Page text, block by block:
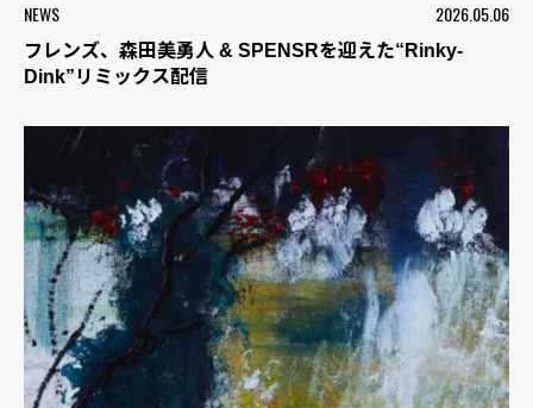
NEWS 2026.05.06
フレンズ、森田美勇人 & SPENSRを迎えた“Rinky-
Dink”リミックス配信